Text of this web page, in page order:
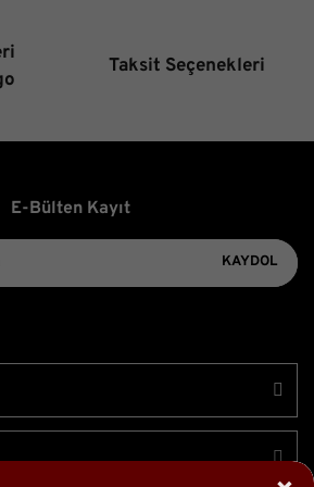
Taksit Seçenekleri
E-Bülten Kayıt
KAYDOL